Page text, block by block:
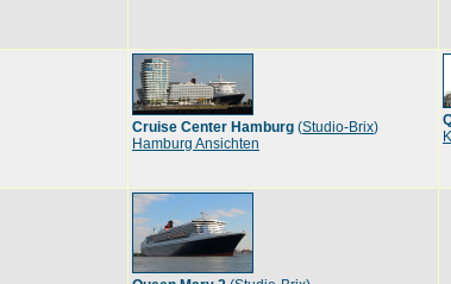
Cruise Center Hamburg (Studio-Brix)
Hamburg Ansichten